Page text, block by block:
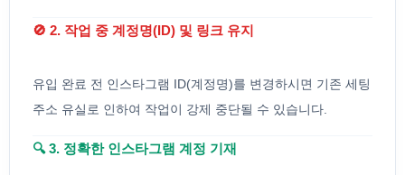
🚫 2. 작업 중 계정명(ID) 및 링크 유지
유입 완료 전 인스타그램 ID(계정명)를 변경하시면 기존 세팅
주소 유실로 인하여 작업이 강제 중단될 수 있습니다.
🔍 3. 정확한 인스타그램 계정 기재